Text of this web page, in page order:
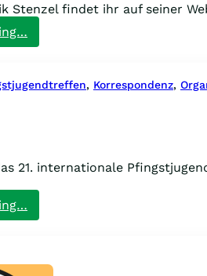
Stenzel findet ihr auf seiner
Mobivideo
PJT
, Korrespondenz,
21. internationale
Komm,
tanzen!